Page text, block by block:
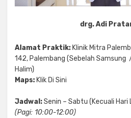
drg. Adi
Alamat Praktik: Klinik Mitra
142, Palembang (Sebelah Samsung
Halim)
Maps: Klik Di Sini
Jadwal:Senin – Sabtu (Kecuali Hari
(Pagi: 10:00-12:00)